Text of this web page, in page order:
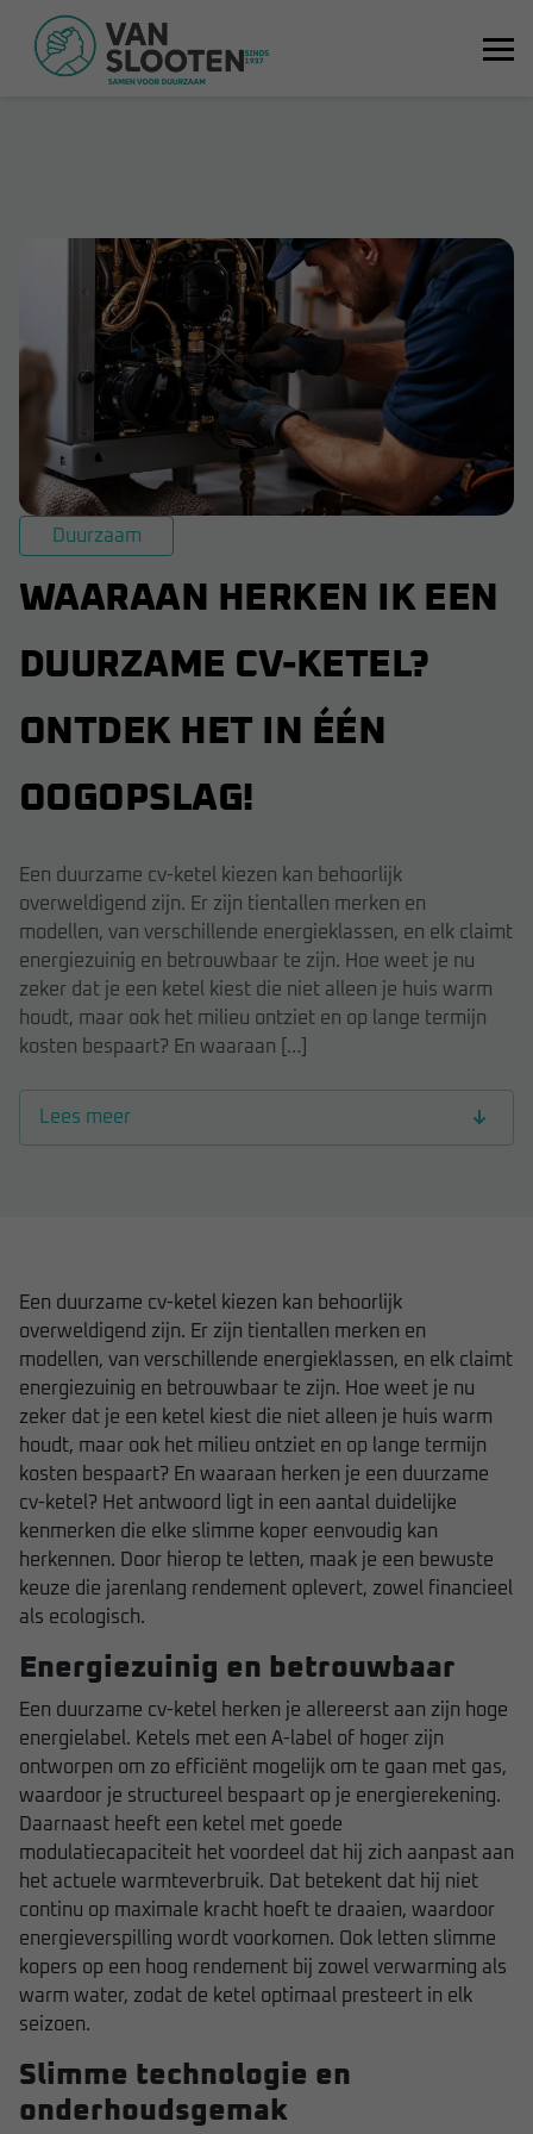
Duurzaam
WAARAAN HERKEN IK EEN
DUURZAME CV-KETEL?
ONTDEK HET IN ÉÉN
OOGOPSLAG!
Een duurzame cv-ketel kiezen kan behoorlijk
overweldigend zijn. Er zijn tientallen merken en
modellen, van verschillende energieklassen, en elk claimt
energiezuinig en betrouwbaar te zijn. Hoe weet je nu
zeker dat je een ketel kiest die niet alleen je huis warm
houdt, maar ook het milieu ontziet en op lange termijn
kosten bespaart? En waaraan […]
Lees meer
Een duurzame cv-ketel kiezen kan behoorlijk
overweldigend zijn. Er zijn tientallen merken en
modellen, van verschillende energieklassen, en elk claimt
energiezuinig en betrouwbaar te zijn. Hoe weet je nu
zeker dat je een ketel kiest die niet alleen je huis warm
houdt, maar ook het milieu ontziet en op lange termijn
kosten bespaart? En waaraan herken je een duurzame
cv-ketel? Het antwoord ligt in een aantal duidelijke
kenmerken die elke slimme koper eenvoudig kan
herkennen. Door hierop te letten, maak je een bewuste
keuze die jarenlang rendement oplevert, zowel financieel
als ecologisch.
Energiezuinig en betrouwbaar
Een duurzame cv-ketel herken je allereerst aan zijn hoge
energielabel. Ketels met een A-label of hoger zijn
ontworpen om zo efficiënt mogelijk om te gaan met gas,
waardoor je structureel bespaart op je energierekening.
Daarnaast heeft een ketel met goede
modulatiecapaciteit het voordeel dat hij zich aanpast aan
het actuele warmteverbruik. Dat betekent dat hij niet
continu op maximale kracht hoeft te draaien, waardoor
energieverspilling wordt voorkomen. Ook letten slimme
kopers op een hoog rendement bij zowel verwarming als
warm water, zodat de ketel optimaal presteert in elk
seizoen.
Slimme technologie en
onderhoudsgemak